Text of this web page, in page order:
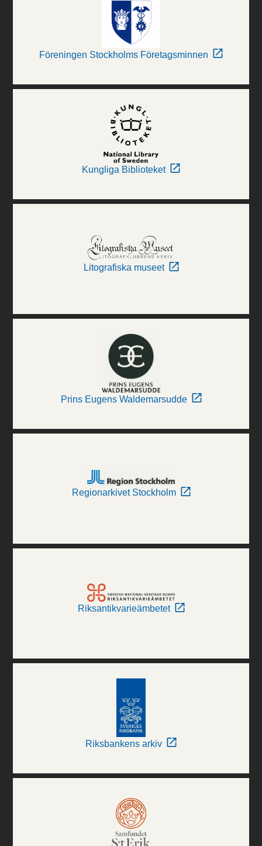
Föreningen Stockholms Företagsminnen
Kungliga Biblioteket
Litografiska museet
Prins Eugens Waldemarsudde
Regionarkivet Stockholm
Riksantikvarieämbetet
Riksbankens arkiv